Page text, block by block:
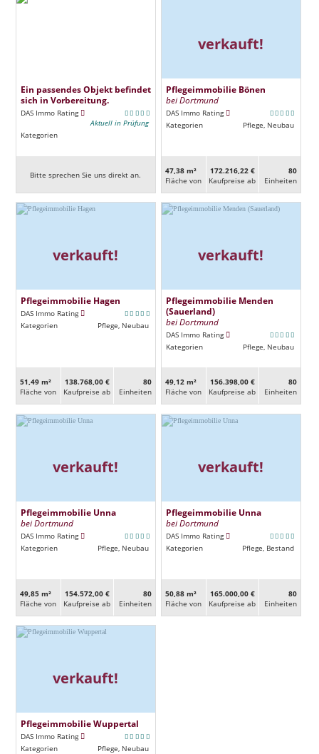
Ein passendes Objekt befindet
sich in Vorbereitung.
DAS Immo Rating
Aktuell in Prüfung
Kategorien
Bitte sprechen Sie uns direkt an.
verkauft!
Pflegeimmobilie Bönen
bei Dortmund
DAS Immo Rating
Kategorien
Pflege, Neubau
47,38 m²
Fläche von
172.216,22 €
Kaufpreise ab
80
Ein­heiten
verkauft!
Pflegeimmobilie Hagen
DAS Immo Rating
Kategorien
Pflege, Neubau
51,49 m²
Fläche von
138.768,00 €
Kaufpreise ab
80
Ein­heiten
verkauft!
Pflegeimmobilie Menden
(Sauerland)
bei Dortmund
DAS Immo Rating
Kategorien
Pflege, Neubau
49,12 m²
Fläche von
156.398,00 €
Kaufpreise ab
80
Ein­heiten
verkauft!
Pflegeimmobilie Unna
bei Dortmund
DAS Immo Rating
Kategorien
Pflege, Neubau
49,85 m²
Fläche von
154.572,00 €
Kaufpreise ab
80
Ein­heiten
verkauft!
Pflegeimmobilie Unna
bei Dortmund
DAS Immo Rating
Kategorien
Pflege, Bestand
50,88 m²
Fläche von
165.000,00 €
Kaufpreise ab
80
Ein­heiten
verkauft!
Pflegeimmobilie Wuppertal
DAS Immo Rating
Kategorien
Pflege, Neubau